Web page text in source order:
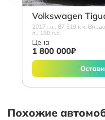
Volkswagen
2017 г.в., 87 519 км,
л., 180 л.с.
Цена
1 800 000₽
Похожие